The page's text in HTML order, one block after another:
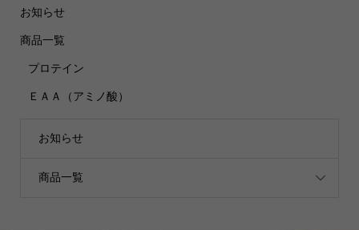
お知らせ
商品一覧
プロテイン
ＥＡＡ（アミノ酸）
お知らせ
商品一覧